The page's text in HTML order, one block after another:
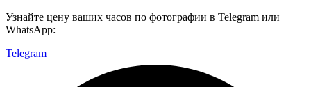
Узнайте цену ваших часов по фотографии в Telegram или
WhatsApp:
Telegram